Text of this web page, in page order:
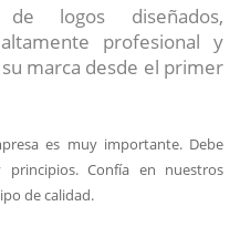
logos diseñados,
profesional y
marca desde el primer
es muy importante. Debe
Confía en nuestros
de calidad.